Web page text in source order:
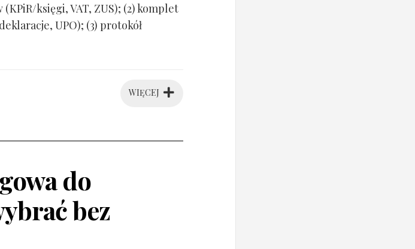
księgi, VAT, ZUS); (2) komplet
UPO); (3) protokół
WIĘCEJ
do
bez